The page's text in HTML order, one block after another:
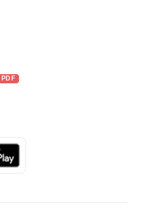
PDF